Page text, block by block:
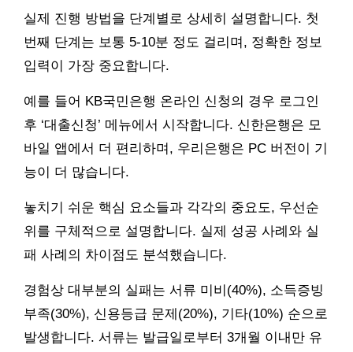
실제 진행 방법을 단계별로 상세히 설명합니다. 첫
번째 단계는 보통 5-10분 정도 걸리며, 정확한 정보
입력이 가장 중요합니다.
예를 들어 KB국민은행 온라인 신청의 경우 로그인
후 ‘대출신청’ 메뉴에서 시작합니다. 신한은행은 모
바일 앱에서 더 편리하며, 우리은행은 PC 버전이 기
능이 더 많습니다.
놓치기 쉬운 핵심 요소들과 각각의 중요도, 우선순
위를 구체적으로 설명합니다. 실제 성공 사례와 실
패 사례의 차이점도 분석했습니다.
경험상 대부분의 실패는 서류 미비(40%), 소득증빙
부족(30%), 신용등급 문제(20%), 기타(10%) 순으로
발생합니다. 서류는 발급일로부터 3개월 이내만 유